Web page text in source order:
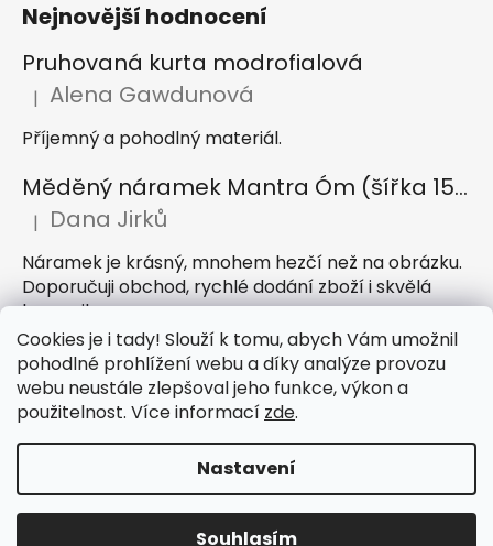
Cookies je i tady! Slouží k tomu, abych Vám umožnil
pohodlné prohlížení webu a díky analýze provozu
webu neustále zlepšoval jeho funkce, výkon a
použitelnost. Více informací zde.
Nastavení
Souhlasím
Nejnovější hodnocení
Pruhovaná kurta modrofialová
Hodnocení produktu je 5 z 5 hvězdiček.
| Alena Gawdunová
Příjemný a pohodlný materiál.
Měděný náramek Mantra Óm (šířka 15 mm)
Hodnocení produktu je 5 z 5 hvězdiček.
| Dana Jirků
Náramek je krásný, mnohem hezčí než na obrázku.
Doporučuji obchod, rychlé dodání zboží i skvělá
komunikace
Hodnocení produktu je 5 z 5 hvězdiček.
| Petra Hejátková
Vytvořil Shoptet